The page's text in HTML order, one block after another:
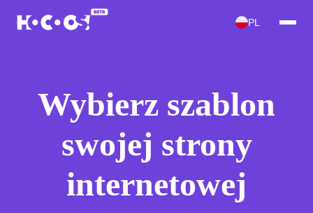
PL
Wybierz szablon
swojej strony
internetowej